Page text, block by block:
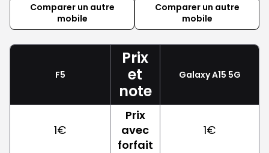
Comparer un autre
mobile
Comparer un autre
mobile
F5
Prix
et
note
Galaxy A15 5G
1€
Prix
avec
forfait
1€